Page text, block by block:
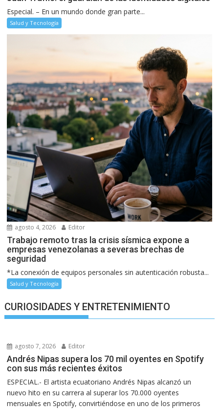
Especial. – En un mundo donde gran parte...
Salud y Tecnología
agosto 4, 2026 Editor
Trabajo remoto tras la crisis sísmica expone a
empresas venezolanas a severas brechas de
seguridad
*La conexión de equipos personales sin autenticación robusta...
Salud y Tecnología
CURIOSIDADES Y ENTRETENIMIENTO
agosto 7, 2026 Editor
Andrés Nipas supera los 70 mil oyentes en Spotify
con sus más recientes éxitos
ESPECIAL.- El artista ecuatoriano Andrés Nipas alcanzó un
nuevo hito en su carrera al superar los 70.000 oyentes
mensuales en Spotify, convirtiéndose en uno de los primeros